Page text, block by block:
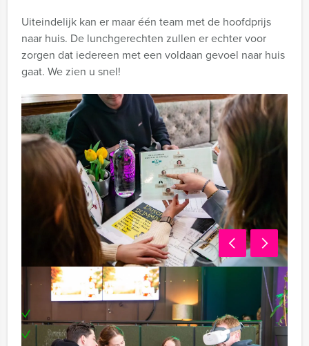
Uiteindelijk kan er maar één team met de hoofdprijs
naar huis. De lunchgerechten zullen er echter voor
zorgen dat iedereen met een voldaan gevoel naar huis
gaat. We zien u snel!
Inclusief:
Professionele begeleiding
Moderne VR-brillen